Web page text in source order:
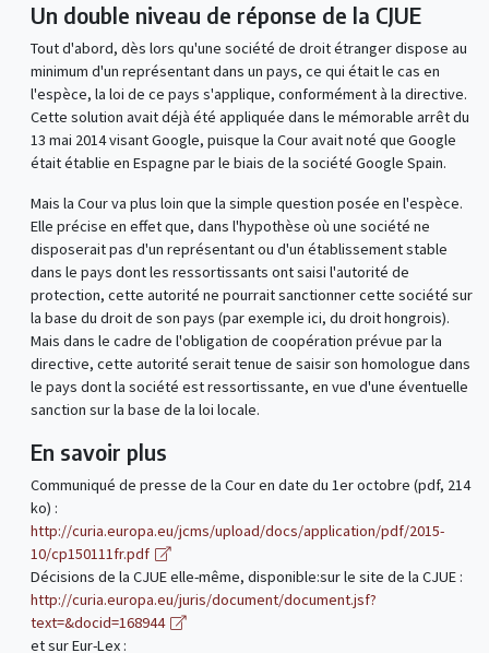
Un double niveau de réponse de la CJUE
Tout d'abord, dès lors qu'une société de droit étranger dispose au
minimum d'un représentant dans un pays, ce qui était le cas en
l'espèce, la loi de ce pays s'applique, conformément à la directive.
Cette solution avait déjà été appliquée dans le mémorable arrêt du
13 mai 2014 visant Google, puisque la Cour avait noté que Google
était établie en Espagne par le biais de la société Google Spain.
Mais la Cour va plus loin que la simple question posée en l'espèce.
Elle précise en effet que, dans l'hypothèse où une société ne
disposerait pas d'un représentant ou d'un établissement stable
dans le pays dont les ressortissants ont saisi l'autorité de
protection, cette autorité ne pourrait sanctionner cette société sur
la base du droit de son pays (par exemple ici, du droit hongrois).
Mais dans le cadre de l'obligation de coopération prévue par la
directive, cette autorité serait tenue de saisir son homologue dans
le pays dont la société est ressortissante, en vue d'une éventuelle
sanction sur la base de la loi locale.
En savoir plus
Communiqué de presse de la Cour en date du 1er octobre (pdf, 214
ko) :
http://curia.europa.eu/jcms/upload/docs/application/pdf/2015-
10/cp150111fr.pdf
Décisions de la CJUE elle-même, disponible:sur le site de la CJUE :
http://curia.europa.eu/juris/document/document.jsf?
text=&docid=168944
et sur Eur-Lex :